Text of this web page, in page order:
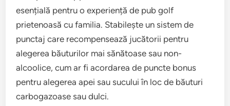
esențială pentru o experiență de pub golf
prietenoasă cu familia. Stabilește un sistem de
punctaj care recompensează jucătorii pentru
alegerea băuturilor mai sănătoase sau non-
alcoolice, cum ar fi acordarea de puncte bonus
pentru alegerea apei sau sucului în loc de băuturi
carbogazoase sau dulci.